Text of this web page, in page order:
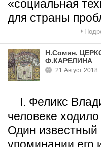
«социальная
для страны
Н.Сомин.
Ф.КАРЕЛИНА
21 Август 2018
I. Феликс
человеке
Один известный